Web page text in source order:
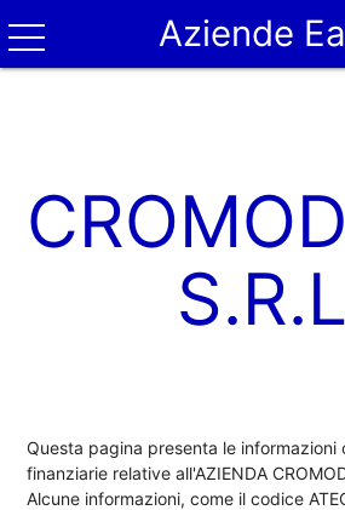
Aziende
Questa pagina presenta le informazioni
finanziarie relative all'AZIENDA
Alcune informazioni, come il codice